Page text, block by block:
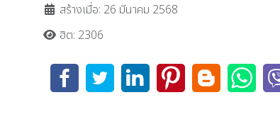
สร้างเมื่อ: 26 มีนาคม 2568
ฮิต: 2306